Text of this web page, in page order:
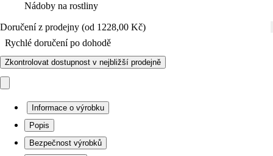
Nádoby na rostliny
Doručení z prodejny (od 1228,00 Kč)
Rychlé doručení po dohodě
Zkontrolovat dostupnost v nejbližší prodejně
Informace o výrobku
Popis
Bezpečnost výrobků